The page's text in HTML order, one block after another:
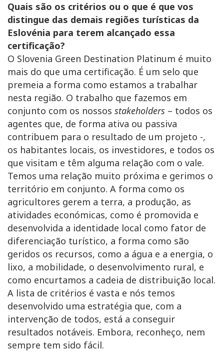
Quais são os critérios ou o que é que vos
distingue das demais regiões turísticas da
Eslovénia para terem alcançado essa
certificação?
O Slovenia Green Destination Platinum é muito
mais do que uma certificação. É um selo que
premeia a forma como estamos a trabalhar
nesta região. O trabalho que fazemos em
conjunto com os nossos stakeholders – todos os
agentes que, de forma ativa ou passiva
contribuem para o resultado de um projeto -,
os habitantes locais, os investidores, e todos os
que visitam e têm alguma relação com o vale.
Temos uma relação muito próxima e gerimos o
território em conjunto. A forma como os
agricultores gerem a terra, a produção, as
atividades económicas, como é promovida e
desenvolvida a identidade local como fator de
diferenciação turístico, a forma como são
geridos os recursos, como a água e a energia, o
lixo, a mobilidade, o desenvolvimento rural, e
como encurtamos a cadeia de distribuição local.
A lista de critérios é vasta e nós temos
desenvolvido uma estratégia que, com a
intervenção de todos, está a conseguir
resultados notáveis. Embora, reconheço, nem
sempre tem sido fácil.